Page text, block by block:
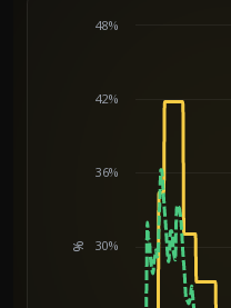
% 30%
36%
42%
48%